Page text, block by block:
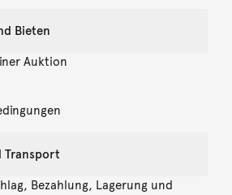
Bieten
Auktion
Transport
Bezahlung, Lagerung und